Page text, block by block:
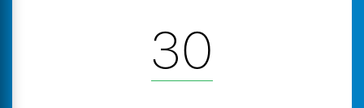
30